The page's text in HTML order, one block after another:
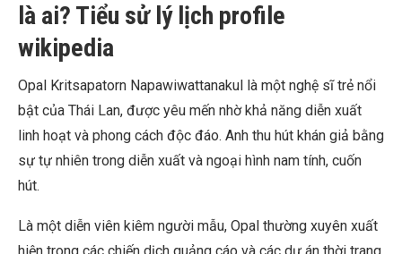
là ai? Tiểu sử lý lịch profile
wikipedia
Opal Kritsapatorn Napawiwattanakul là một nghệ sĩ trẻ nổi
bật của Thái Lan, được yêu mến nhờ khả năng diễn xuất
linh hoạt và phong cách độc đáo. Anh thu hút khán giả bằng
sự tự nhiên trong diễn xuất và ngoại hình nam tính, cuốn
hút.
Là một diễn viên kiêm người mẫu, Opal thường xuyên xuất